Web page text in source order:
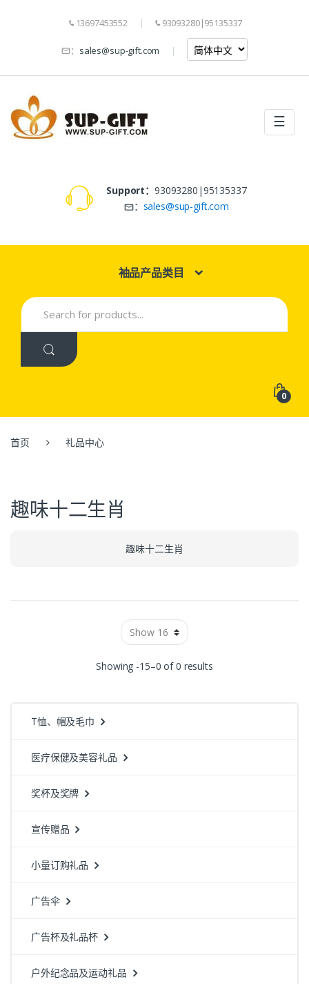
13697453552 93093280|95135337
： sales@sup-gift.com
☰
Support： 93093280|95135337
： sales@sup-gift.com
袖品产品类目
Search
for:
0
首页 礼品中心
趣味十二生肖
趣味十二生肖
Showing -15–0 of 0 results
T恤、帽及毛巾
医疗保健及美容礼品
奖杯及奖牌
宣传赠品
小量订购礼品
广告伞
广告杯及礼品杯
户外纪念品及运动礼品